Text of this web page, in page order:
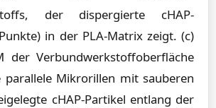
der dispergierte cHAP-
in der PLA-Matrix zeigt. (c)
der Verbundwerkstoffoberfläche
parallele Mikrorillen mit sauberen
cHAP-Partikel entlang der